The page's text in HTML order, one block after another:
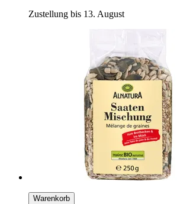
Zustellung bis 13. August
Warenkorb